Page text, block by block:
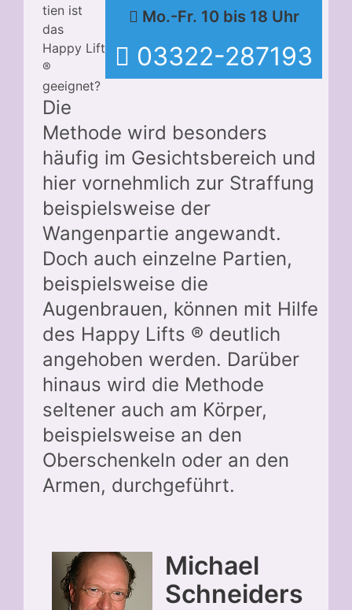
Mo.-Fr. 10 bis 18 Uhr
03322-287193
tien ist
das
Happy Lift
®
geeignet?
Die
Methode wird besonders
häufig im Gesichtsbereich und
hier vornehmlich zur Straffung
beispielsweise der
Wangenpartie angewandt.
Doch auch einzelne Partien,
beispielsweise die
Augenbrauen, können mit Hilfe
des Happy Lifts ® deutlich
angehoben werden. Darüber
hinaus wird die Methode
seltener auch am Körper,
beispielsweise an den
Oberschenkeln oder an den
Armen, durchgeführt.
Michael
Schneiders